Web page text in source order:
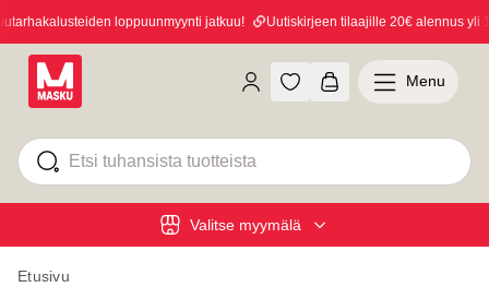
loppuunmyynti jatkuu! Uutiskirjeen tilaajille 20€ alennus yli
Valitse myymälä
Menu
Etusivu